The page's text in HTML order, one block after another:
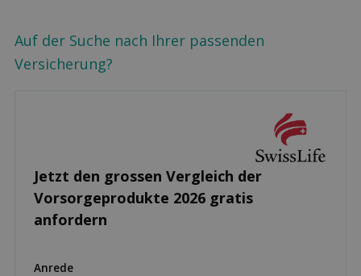
Auf der Suche nach Ihrer passenden
Versicherung?
Jetzt den grossen Ver­gleich der
Vorsorge­produkte 2026 gratis
anfordern
Anrede